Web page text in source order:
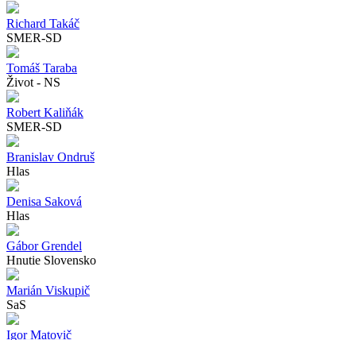
Richard Takáč
SMER-SD
Tomáš Taraba
Život - NS
Robert Kaliňák
SMER-SD
Branislav Ondruš
Hlas
Denisa Saková
Hlas
Gábor Grendel
Hnutie Slovensko
Marián Viskupič
SaS
Igor Matovič